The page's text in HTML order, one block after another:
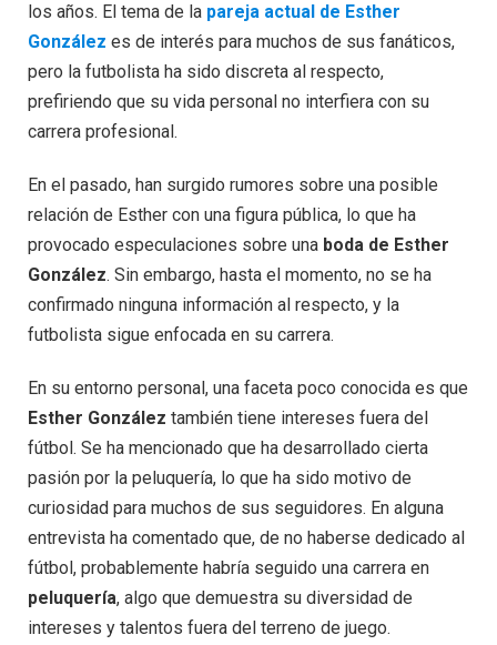
los años. El tema de la pareja actual de Esther
González es de interés para muchos de sus fanáticos,
pero la futbolista ha sido discreta al respecto,
prefiriendo que su vida personal no interfiera con su
carrera profesional.
En el pasado, han surgido rumores sobre una posible
relación de Esther con una figura pública, lo que ha
provocado especulaciones sobre una boda de Esther
González. Sin embargo, hasta el momento, no se ha
confirmado ninguna información al respecto, y la
futbolista sigue enfocada en su carrera.
En su entorno personal, una faceta poco conocida es que
Esther González también tiene intereses fuera del
fútbol. Se ha mencionado que ha desarrollado cierta
pasión por la peluquería, lo que ha sido motivo de
curiosidad para muchos de sus seguidores. En alguna
entrevista ha comentado que, de no haberse dedicado al
fútbol, probablemente habría seguido una carrera en
peluquería, algo que demuestra su diversidad de
intereses y talentos fuera del terreno de juego.